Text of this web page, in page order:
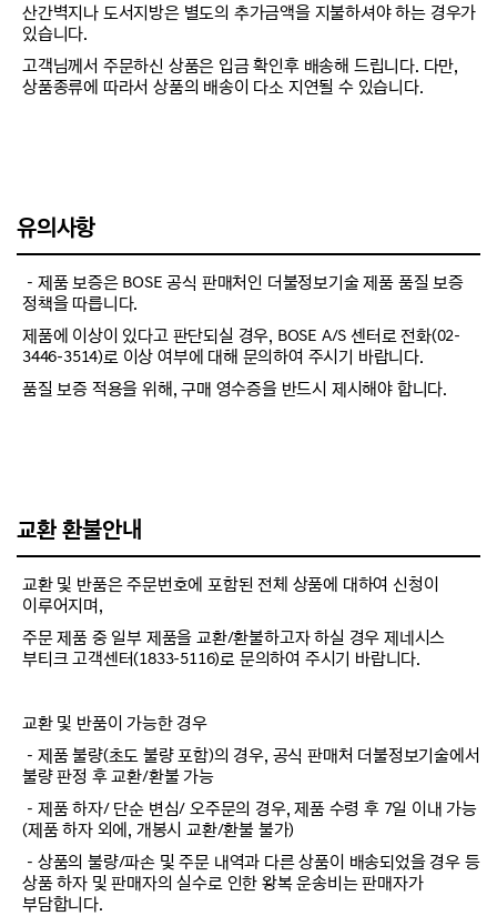
산간벽지나 도서지방은 별도의 추가금액을 지불하셔야 하는 경우가
있습니다.
고객님께서 주문하신 상품은 입금 확인후 배송해 드립니다. 다만,
상품종류에 따라서 상품의 배송이 다소 지연될 수 있습니다.
유의사항
－제품 보증은 BOSE 공식 판매처인 더불정보기술 제품 품질 보증
정책을 따릅니다.
제품에 이상이 있다고 판단되실 경우, BOSE A/S 센터로 전화(02-
3446-3514)로 이상 여부에 대해 문의하여 주시기 바랍니다.
품질 보증 적용을 위해, 구매 영수증을 반드시 제시해야 합니다.
교환 환불안내
교환 및 반품은 주문번호에 포함된 전체 상품에 대하여 신청이
이루어지며,
주문 제품 중 일부 제품을 교환/환불하고자 하실 경우 제네시스
부티크 고객센터(1833-5116)로 문의하여 주시기 바랍니다.
교환 및 반품이 가능한 경우
－제품 불량(초도 불량 포함)의 경우, 공식 판매처 더불정보기술에서
불량 판정 후 교환/환불 가능
－제품 하자/ 단순 변심/ 오주문의 경우, 제품 수령 후 7일 이내 가능
(제품 하자 외에, 개봉시 교환/환불 불가)
－상품의 불량/파손 및 주문 내역과 다른 상품이 배송되었을 경우 등
상품 하자 및 판매자의 실수로 인한 왕복 운송비는 판매자가
부담합니다.